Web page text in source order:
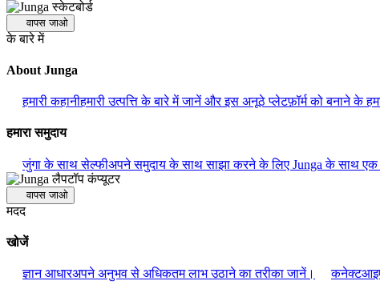
वापस जाओ
के बारे में
About Junga
हमारी कहानीहमारी उत्पत्ति के बारे में जानें और इस अनूठे प्लेटफ़ॉर्म को बनाने के
हमारा समुदाय
जुंगा के साथ सेल्फीअपने समुदाय के साथ साझा करने के लिए Junga के साथ एक
वापस जाओ
मदद
खोजें
ज्ञान आधारअपने अनुभव से अधिकतम लाभ उठाने का तरीका जानें। कनेक्ट